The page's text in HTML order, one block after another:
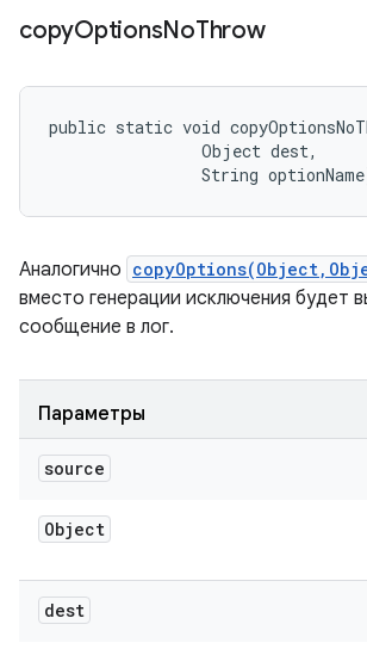
copyOptionsNoThrow
public static void
                Object dest,
String
Аналогично
вместо генерации исключения будет
сообщение в лог.
Параметры
source
Object
dest